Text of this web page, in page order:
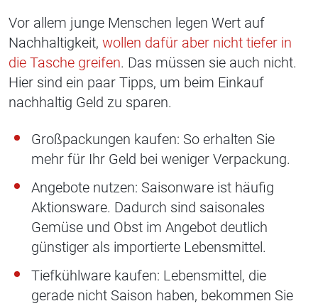
Vor allem junge Menschen legen Wert auf
Nachhaltigkeit, wollen dafür aber nicht tiefer in
die Tasche greifen. Das müssen sie auch nicht.
Hier sind ein paar Tipps, um beim Einkauf
nachhaltig Geld zu sparen.
Großpackungen kaufen: So erhalten Sie
mehr für Ihr Geld bei weniger Verpackung.
Angebote nutzen: Saisonware ist häufig
Aktionsware. Dadurch sind saisonales
Gemüse und Obst im Angebot deutlich
günstiger als importierte Lebensmittel.
Tiefkühlware kaufen: Lebensmittel, die
gerade nicht Saison haben, bekommen Sie